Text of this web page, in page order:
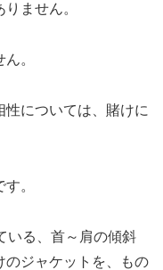
ません。
。
については、賭けに
。
いる、首～肩の傾斜
のジャケットを、もの